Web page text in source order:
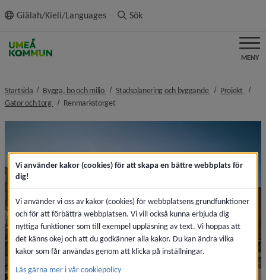
innehållet
Giälah/Kieli/Languages Sök
MENY
Startsida Bygga, bo och miljö nivå i brödsmulenavigeringen
Stadsplanering och byggande nivå i
Projekt
nivå
Gator och torg nivå i brödsmulenavigeringen
Renmarkstorgetnivå i brödsmulenavigeringen
Vi använder kakor (cookies) för att skapa en bättre webbplats för
dig!
Vi använder vi oss av kakor (cookies) för webbplatsens grundfunktioner
och för att förbättra webbplatsen. Vi vill också kunna erbjuda dig
nyttiga funktioner som till exempel uppläsning av text. Vi hoppas att
det känns okej och att du godkänner alla kakor. Du kan ändra vilka
kakor som får användas genom att klicka på inställningar.
Läs gärna mer i vår cookiepolicy